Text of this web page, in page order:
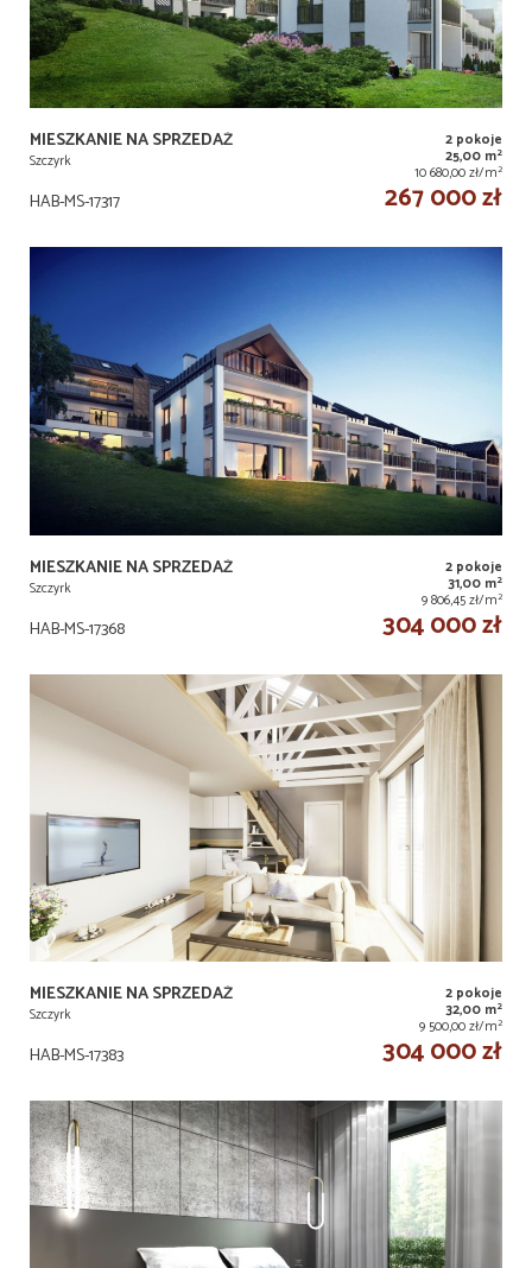
MIESZKANIE NA SPRZEDAŻ
Szczyrk
2 pokoje
25,00 m2
10 680,00 zł/m2
HAB-MS-17317 267 000 zł
MIESZKANIE NA SPRZEDAŻ
Szczyrk
2 pokoje
31,00 m2
9 806,45 zł/m2
HAB-MS-17368 304 000 zł
MIESZKANIE NA SPRZEDAŻ
Szczyrk
2 pokoje
32,00 m2
9 500,00 zł/m2
HAB-MS-17383 304 000 zł